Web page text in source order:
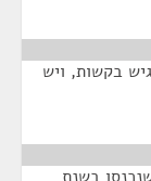
להגיש בקשות, ויש